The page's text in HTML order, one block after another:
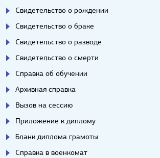
Свидетельство о рождении
Свидетельство о браке
Свидетельство о разводе
Свидетельство о смерти
Справка об обучении
Архивная справка
Вызов на сессию
Приложение к диплому
Бланк диплома грамоты
Справка в военкомат